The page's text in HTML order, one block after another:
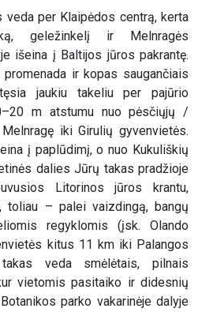
veda per Klaipėdos centrą, kerta
geležinkelį ir Melnragės
išeina į Baltijos jūros pakrantę.
ir kopas saugančiais
jaukiu takeliu per pajūrio
m atstumu nuo pėsčiųjų /
iki Girulių gyvenvietės.
į paplūdimį, o nuo Kukuliškių
dalies Jūrų takas pradžioje
Litorinos jūros krantu,
toliau – palei vaizdingą, bangų
regyklomis (įsk. Olando
kitus 11 km iki Palangos
veda smėlėtais, pilnais
vietomis pasitaiko ir didesnių
parko vakarinėje dalyje